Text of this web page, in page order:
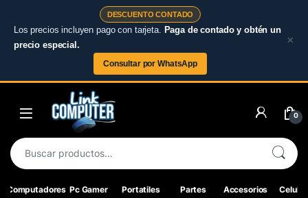
DESCUENTO CONTADO
Los precios incluyen pago con tarjeta. Paga de contado y obtén un
precio especial.
Consultar por WhatsApp
×
Skip to navigation
0
Buscar por:
Computadores Pc Gamer Portatiles Partes Accesorios